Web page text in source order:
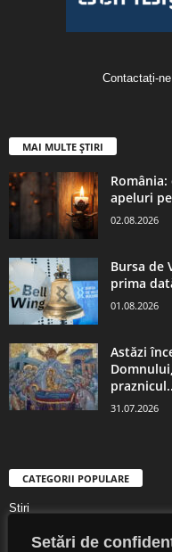
Setări de
Contactați-
MAI MULTE ȘTIRI
apeluri
02.08.2026
Bursa de
prima
01.08.2026
Astăzi
31.07.2026
CATEGORII POPULARE
Știri
Digital Lifestyle